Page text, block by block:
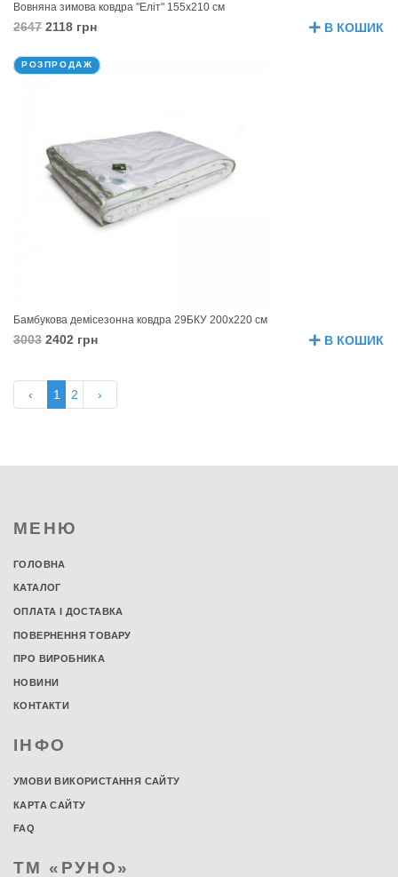
Вовняна зимова ковдра "Еліт" 155х210 см
2647 2118 грн В КОШИК
РОЗПРОДАЖ
Бамбукова демісезонна ковдра 29БКУ 200х220 см
3003 2402 грн В КОШИК
‹ 1 2 ›
МЕНЮ
ГОЛОВНА
КАТАЛОГ
ОПЛАТА І ДОСТАВКА
ПОВЕРНЕННЯ ТОВАРУ
ПРО ВИРОБНИКА
НОВИНИ
КОНТАКТИ
ІНФО
УМОВИ ВИКОРИСТАННЯ САЙТУ
КАРТА САЙТУ
FAQ
ТМ «РУНО»